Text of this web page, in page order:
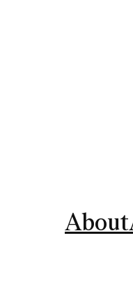
About